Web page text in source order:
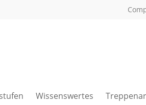
Wissenswertes